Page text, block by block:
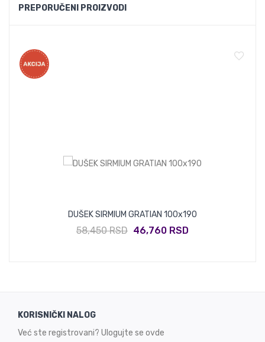
PREPORUČENI PROIZVODI
DUŠEK SIRMIUM GRATIAN 100x190
58,450 RSD 46,760 RSD
KORISNIČKI NALOG
Već ste registrovani? Ulogujte se ovde